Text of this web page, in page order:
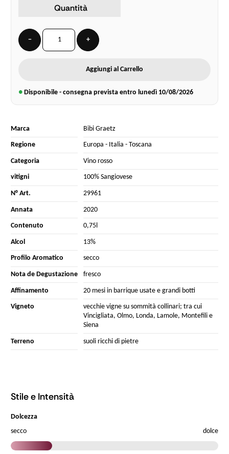
Quantità
− +
Aggiungi al Carrello
● Disponibile - consegna prevista entro lunedì 10/08/2026
Marca Bibi Graetz
Regione Europa - Italia - Toscana
Categoria Vino rosso
vitigni 100% Sangiovese
N° Art. 29961
Annata 2020
Contenuto 0,75l
Alcol 13%
Profilo Aromatico secco
Nota de Degustazione fresco
Affinamento 20 mesi in barrique usate e grandi botti
Vigneto
vecchie vigne su sommità collinari; tra cui
Vincigliata, Olmo, Londa, Lamole, Montefili e
Siena
Terreno suoli ricchi di pietre
Stile e Intensità
Dolcezza
secco
dolce